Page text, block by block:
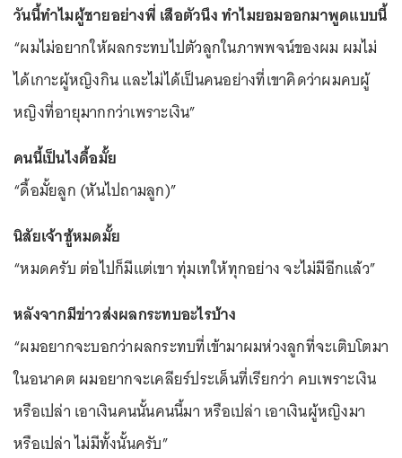
วันนี้ทำไมผู้ชายอย่างพี่ เสือตัวนึง ทำไมยอมออกมาพูดแบบนี้
“ผมไม่อยากให้ผลกระทบไปตัวลูกในภาพพจน์ของผม ผมไม่
ได้เกาะผู้หญิงกิน และไม่ได้เป็นคนอย่างที่เขาคิดว่าผมคบผู้
หญิงที่อายุมากกว่าเพราะเงิน”
คนนี้เป็นไงดื้อมั้ย
“ดื้อมั้ยลูก (หันไปถามลูก)”
นิสัยเจ้าชู้หมดมั้ย
“หมดครับ ต่อไปก็มีแต่เขา ทุ่มเทให้ทุกอย่าง จะไม่มีอีกแล้ว”
หลังจากมีข่าวส่งผลกระทบอะไรบ้าง
“ผมอยากจะบอกว่าผลกระทบที่เข้ามาผมห่วงลูกที่จะเติบโตมา
ในอนาคต ผมอยากจะเคลียร์ประเด็นที่เรียกว่า คบเพราะเงิน
หรือเปล่า เอาเงินคนนั้นคนนี้มา หรือเปล่า เอาเงินผู้หญิงมา
หรือเปล่า ไม่มีทั้งนั้นครับ”